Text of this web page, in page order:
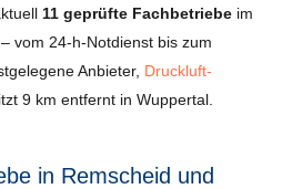
11 geprüfte Fachbetriebe im
vom 24-h-Notdienst bis zum
Anbieter, Druckluft-
9 km entfernt in Wuppertal.
in Remscheid und